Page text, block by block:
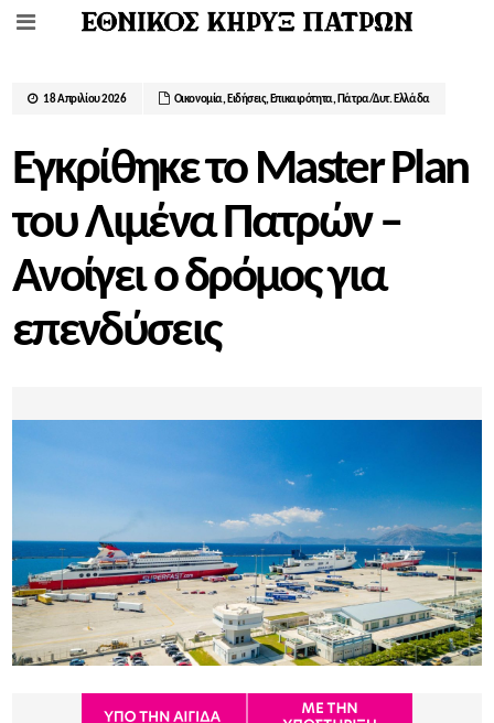
18 Απριλίου 2026 Οικονομία, Ειδήσεις, Επικαιρότητα, Πάτρα/Δυτ. Ελλάδα
Εγκρίθηκε το Master Plan
του Λιμένα Πατρών –
Aνοίγει ο δρόμος για
επενδύσεις